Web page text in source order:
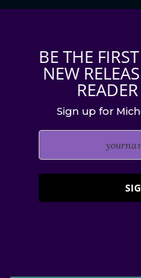
BE THE
NEW
Sign up for